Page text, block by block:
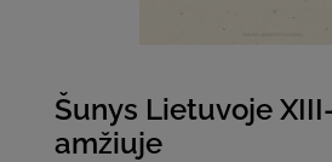
Šunys Lietuvoje
amžiuje